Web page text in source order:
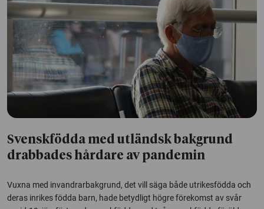
Svenskfödda med utländsk bakgrund
drabbades hårdare av pandemin
Vuxna med invandrarbakgrund, det vill säga både utrikesfödda och
deras inrikes födda barn, hade betydligt högre förekomst av svår